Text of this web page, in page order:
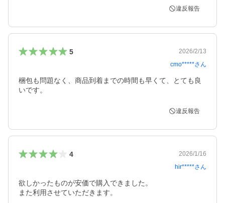
違反報告
5
2026/2/13
cmo*****さん
梱包も問題なく、商品到着までの時間も早くて、とても良
いです。
違反報告
4
2026/1/16
hir*****さん
欲しかったものが安価で購入できました。
また利用させていただきます。